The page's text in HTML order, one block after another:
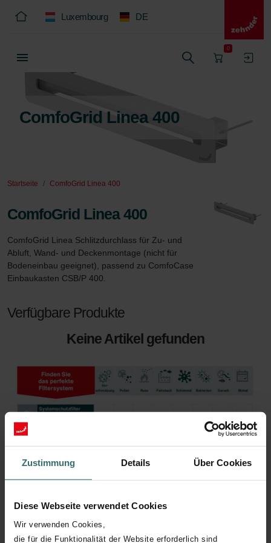
Zustimmung Details Über Cookies
Diese Webseite verwendet Cookies
Wir verwenden Cookies,
die für die Funktionalität der Website erforderlich sind
Luxembourg DE
0
ComfoGrid Linea 400
Startseite ComfoGrid Linea 400
ComfoGrid Linea 400
ComfoGrid Linea Schlitzdurchlass für Zu- und
Abluft, Wand- und Deckenmontage (nicht für
Bodeneinbau geeignet), passend zu ComfoCase
Einbaukasten CSB/P 400.
Verfügbare Produkte
Keine Artikel gefunden